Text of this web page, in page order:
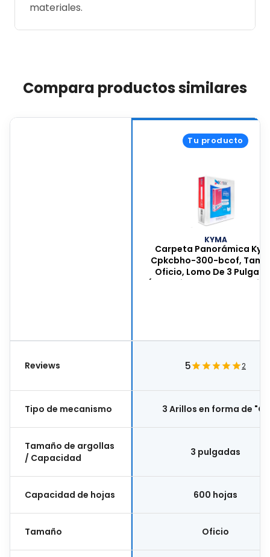
materiales.
Compara productos similares
Tu producto
KYMA
Carpeta Panorámica
Cpkcbho-300-bcof,
Oficio, Lomo De 3
(capacidad Para 600
Reviews 5 2
Tipo de mecanismo 3 Arillos en forma de "O"
Tamaño de argollas
/ Capacidad
3 pulgadas
Capacidad de hojas 600 hojas
Tamaño Oficio